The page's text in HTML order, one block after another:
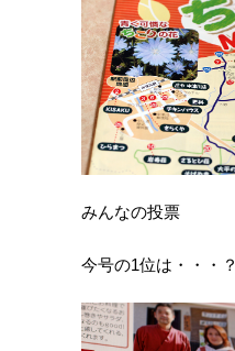
みんなの投票
今号の1位は・・・？